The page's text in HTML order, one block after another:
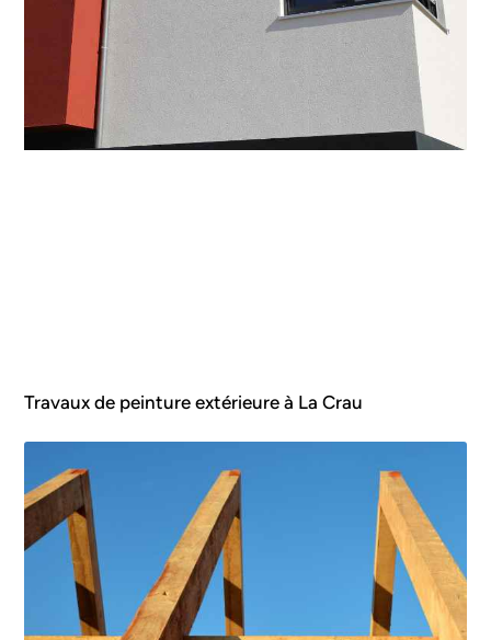
Travaux de peinture extérieure à La Crau